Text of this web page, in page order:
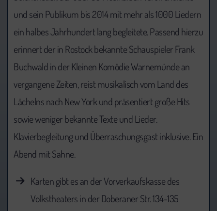
und sein Publikum bis 2014 mit mehr als 1000 Liedern
ein halbes Jahrhundert lang begleitete. Passend hierzu
erinnert der in Rostock bekannte Schauspieler Frank
Buchwald in der Kleinen Komödie Warnemünde an
vergangene Zeiten, reist musikalisch vom Land des
Lächelns nach New York und präsentiert große Hits
sowie weniger bekannte Texte und Lieder.
Klavierbegleitung und Überraschungsgast inklusive. Ein
Abend mit Sahne.
Karten gibt es an der Vorverkaufskasse des
Volkstheaters in der Doberaner Str. 134-135